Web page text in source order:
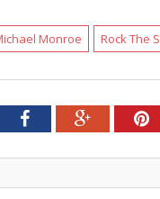
Monroe Rock The
FacebookGoogle+